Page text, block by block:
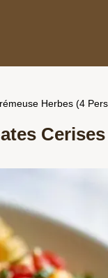
Herbes (4
Cerises